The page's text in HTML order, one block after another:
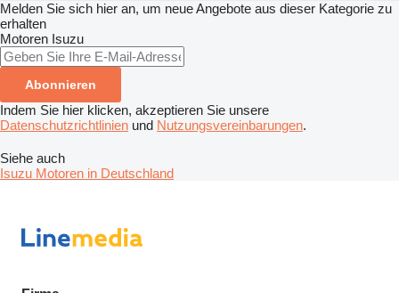
Melden Sie sich hier an, um neue Angebote aus dieser Kategorie zu
erhalten
Motoren Isuzu
Abonnieren
Indem Sie hier klicken, akzeptieren Sie unsere
Datenschutzrichtlinien und Nutzungsvereinbarungen.
Siehe auch
Isuzu Motoren in Deutschland